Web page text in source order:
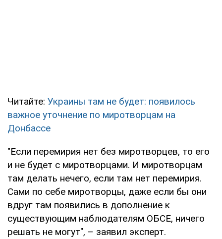
Читайте: Украины там не будет: появилось
важное уточнение по миротворцам на
Донбассе
"Если перемирия нет без миротворцев, то его
и не будет с миротворцами. И миротворцам
там делать нечего, если там нет перемирия.
Сами по себе миротворцы, даже если бы они
вдруг там появились в дополнение к
существующим наблюдателям ОБСЕ, ничего
решать не могут", – заявил эксперт.